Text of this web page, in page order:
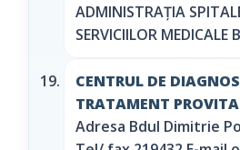
ADMINISTRAȚIA
SERVICIILOR MEDICALE
CENTRUL DE
TRATAMENT
Adresa Bdul Dimitrie